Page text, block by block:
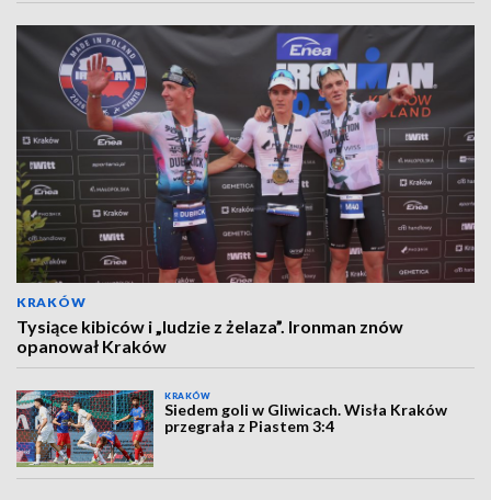
KRAKÓW
Tysiące kibiców i „ludzie z żelaza”. Ironman znów
opanował Kraków
KRAKÓW
Siedem goli w Gliwicach. Wisła Kraków
przegrała z Piastem 3:4